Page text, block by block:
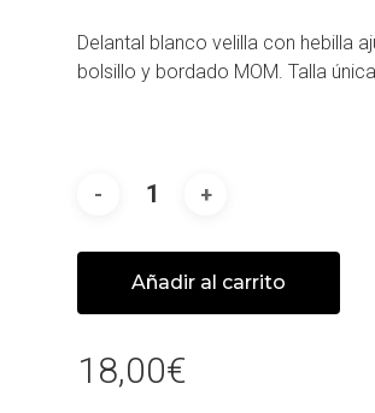
Delantal blanco velilla con hebilla
bolsillo y bordado MOM. Talla
Añadir al carrito
18,00€